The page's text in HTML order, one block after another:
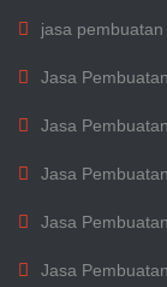
jasa
Jasa
Jasa
Jasa
Jasa
Jasa